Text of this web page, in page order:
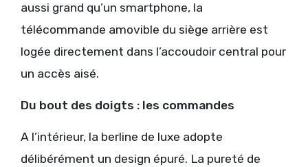
aussi grand qu’un smartphone, la
télécommande amovible du siège arrière est
logée directement dans l’accoudoir central pour
un accès aisé.
Du bout des doigts : les commandes
A l’intérieur, la berline de luxe adopte
délibérément un design épuré. La pureté de